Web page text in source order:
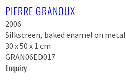
PIERRE GRANOUX
2006
Silkscreen, baked enamel on metal
30 x 50 x 1 cm
GRAN06ED017
Enquiry